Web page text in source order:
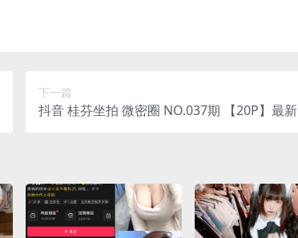
下一篇
抖音 桂芬坐拍 微密圈 NO.037期 【20P】最新